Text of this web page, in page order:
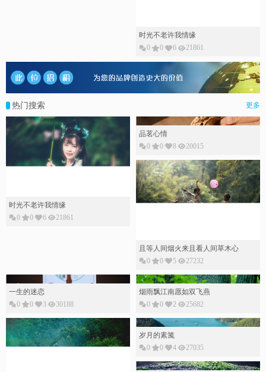
时光不老许我情缘
0
0 6 21861
热门搜索 更多
时光不老许我情缘
0
0 6 21861
品茗心情
0
0 8 20015
且等人间烟火来且看人间草木心
0
0 5 27232
一生的迷恋
0
0 3 30188
烟雨飘江南愿如双飞燕
0
0 2 25682
岁月的素䇳
0
0 4 27035